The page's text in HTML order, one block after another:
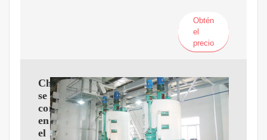
Obtén
el
precio
China
se
convierte
en
el